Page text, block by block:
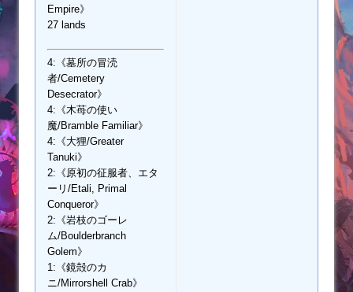
Empire》
27 lands
4:《墓所の冒涜
者/Cemetery
Desecrator》
4:《木苺の使い
魔/Bramble Familiar》
4:《大狸/Greater
Tanuki》
2:《原初の征服者、エタ
ーリ/Etali, Primal
Conqueror》
2:《岩枝のゴーレ
ム/Boulderbranch
Golem》
1:《鏡殻のカ
ニ/Mirrorshell Crab》